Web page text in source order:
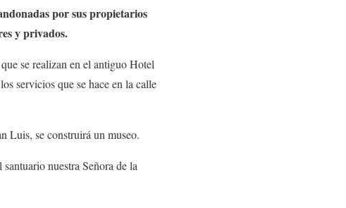
por sus propietarios
y privados.
se realizan en el antiguo Hotel
servicios que se hace en la calle
Luis, se construirá un museo.
nuestra Señora de la